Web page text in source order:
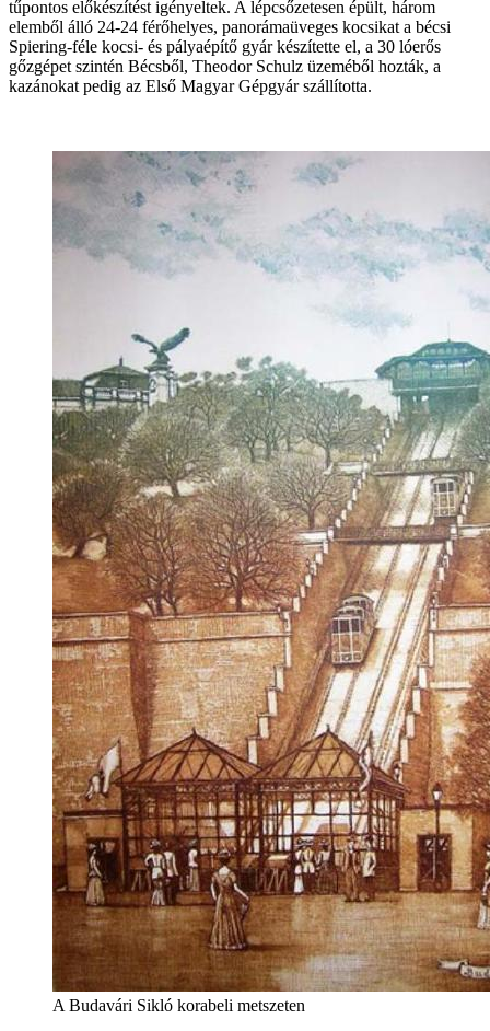
tűpontos előkészítést igényeltek. A lépcsőzetesen épült, három
elemből álló 24-24 férőhelyes, panorámaüveges kocsikat a bécsi
Spiering-féle kocsi- és pályaépítő gyár készítette el, a 30 lóerős
gőzgépet szintén Bécsből, Theodor Schulz üzeméből hozták, a
kazánokat pedig az Első Magyar Gépgyár szállította.
A Budavári Sikló korabeli metszeten